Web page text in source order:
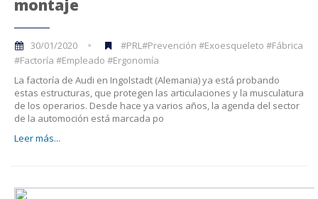
montaje
30/01/2020
#PRL#Prevención #Exoesqueleto #Fábrica
#Factoría #Empleado #Ergonomía
La factoría de Audi en Ingolstadt (Alemania) ya está probando
estas estructuras, que protegen las articulaciones y la musculatura
de los operarios. Desde hace ya varios años, la agenda del sector
de la automoción está marcada po
Leer más...